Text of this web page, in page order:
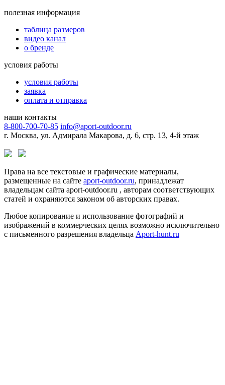
полезная информация
таблица размеров
видео канал
о бренде
условия работы
условия работы
заявка
оплата и отправка
наши контакты
8-800-700-70-85 info@aport-outdoor.ru
г. Москва, ул. Адмирала Макарова, д. 6, стр. 13, 4-й этаж
Права на все текстовые и графические материалы,
размещенные на сайте aport-outdoor.ru, принадлежат
владельцам сайта aport-outdoor.ru , авторам соответствующих
статей и охраняются законом об авторских правах.
Любое копирование и использование фотографий и
изображений в коммерческих целях возможно исключительно
с письменного разрешения владельца Aport-hunt.ru